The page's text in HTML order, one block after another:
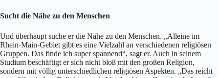
Sucht die Nähe zu den Menschen
Und überhaupt suche er die Nähe zu den Menschen. „Alleine im
Rhein-Main-Gebiet gibt es eine Vielzahl an verschiedenen religiösen
Gruppen. Das finde ich super spannend“, sagt er. Auch in seinem
Studium beschäftigt er sich nicht bloß mit den großen Religion,
sondern mit völlig unterschiedlichen religiösen Aspekten. „Das reicht